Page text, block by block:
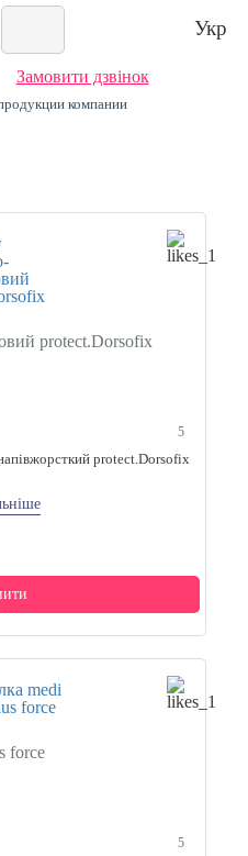
Укр
Замовити дзвінок
компании
protect.Dorsofix
5
protect.Dorsofix
force
5